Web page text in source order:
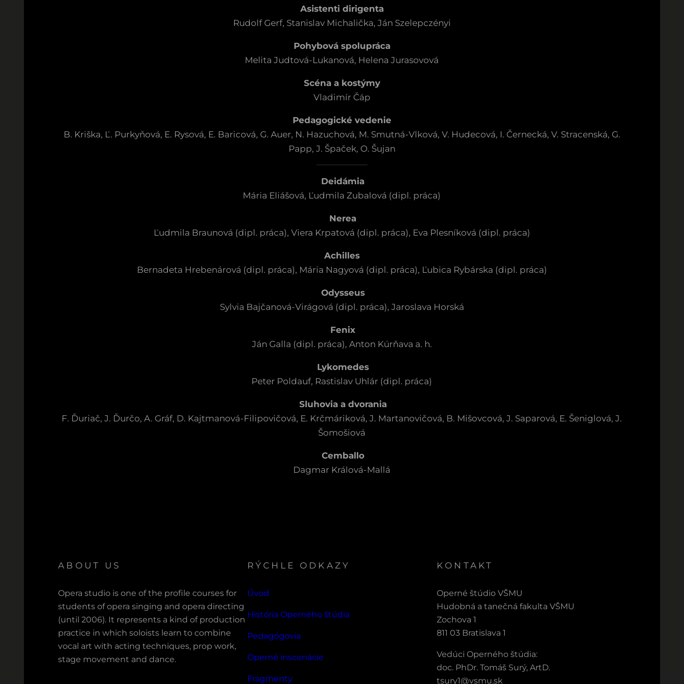
Asistenti dirigenta
Rudolf Gerf, Stanislav Michalička, Ján Szelepczényi
Pohybová spolupráca
Melita Judtová-Lukanová, Helena Jurasovová
Scéna a kostýmy
Vladimír Čáp
Pedagogické vedenie
B. Kriška, Ľ. Purkyňová, E. Rysová, E. Baricová, G. Auer, N. Hazuchová, M. Smutná-Vlková, V. Hudecová, I. Černecká, V. Stracenská, G.
Papp, J. Špaček, O. Šujan
Deidámia
Mária Eliášová, Ľudmila Zubalová (dipl. práca)
Nerea
Ľudmila Braunová (dipl. práca), Viera Krpatová (dipl. práca), Eva Plesníková (dipl. práca)
Achilles
Bernadeta Hrebenárová (dipl. práca), Mária Nagyová (dipl. práca), Ľubica Rybárska (dipl. práca)
Odysseus
Sylvia Bajčanová-Virágová (dipl. práca), Jaroslava Horská
Fenix
Ján Galla (dipl. práca), Anton Kúrňava a. h.
Lykomedes
Peter Poldauf, Rastislav Uhlár (dipl. práca)
Sluhovia a dvorania
F. Ďuriač, J. Ďurčo, A. Gráf, D. Kajtmanová-Filipovičová, E. Krčmáriková, J. Martanovičová, B. Mišovcová, J. Saparová, E. Šeniglová, J.
Šomošiová
Cemballo
Dagmar Králová-Mallá
ABOUT US
Opera studio is one of the profile courses for
students of opera singing and opera directing
(until 2006). It represents a kind of production
practice in which soloists learn to combine
vocal art with acting techniques, prop work,
stage movement and dance.
RÝCHLE ODKAZY
Úvod
História Operného štúdia
Pedagógovia
Operné inscenácie
Fragmenty
KONTAKT
Operné štúdio VŠMU
Hudobná a tanečná fakulta VŠMU
Zochova 1
811 03 Bratislava 1
Vedúci Operného štúdia:
doc. PhDr. Tomáš Surý, ArtD.
tsury1@vsmu.sk